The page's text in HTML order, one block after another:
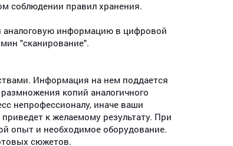
соблюдении правил хранения.
аналоговую информацию в цифровой
"сканирование".
Информация на нем поддается
копий аналогичного
непрофессионалу, иначе ваши
к желаемому результату. При
опыт и необходимое оборудование.
сюжетов.